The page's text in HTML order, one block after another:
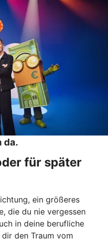
da.
für später
ein größeres
die du nie vergessen
in deine berufliche
den Traum vom